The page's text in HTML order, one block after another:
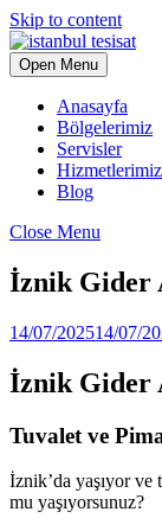
Skip to content
Open Menu
Anasayfa
Bölgelerimiz
Servisler
Hizmetlerimiz
Blog
Close Menu
İznik Gider
14/07/202514/07/
İznik Gider
Tuvalet ve
İznik’da yaşıyor ve
mu yaşıyorsunuz?